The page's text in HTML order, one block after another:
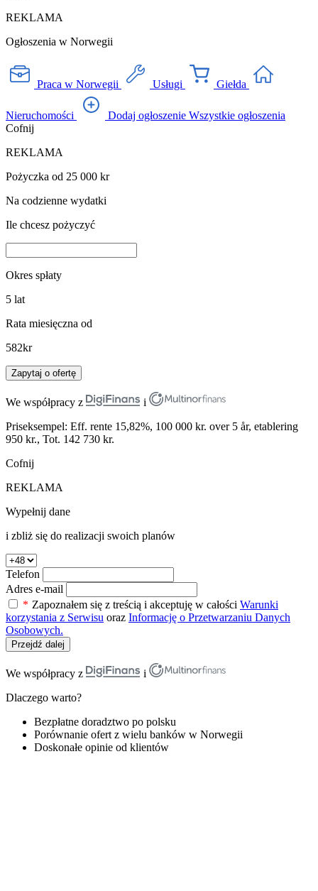
REKLAMA
Ogłoszenia w Norwegii
Praca w Norwegii Usługi Giełda
Nieruchomości Dodaj ogłoszenie Wszystkie ogłoszenia
Cofnij
REKLAMA
Pożyczka od 25 000 kr
Na codzienne wydatki
Ile chcesz pożyczyć
Okres spłaty
5 lat
Rata miesięczna od
582kr
Zapytaj o ofertę
We współpracy z
i
Priseksempel: Eff. rente 15,82%, 100 000 kr. over 5 år, etablering
950 kr., Tot. 142 730 kr.
Cofnij
REKLAMA
Wypełnij dane
i zbliż się do realizacji swoich planów
Telefon
Adres e-mail
* Zapoznałem się z treścią i akceptuję w całości Warunki
korzystania z Serwisu oraz Informację o Przetwarzaniu Danych
Osobowych.
Przejdź dalej
We współpracy z
i
Dlaczego warto?
Bezpłatne doradztwo po polsku
Porównanie ofert z wielu banków w Norwegii
Doskonałe opinie od klientów